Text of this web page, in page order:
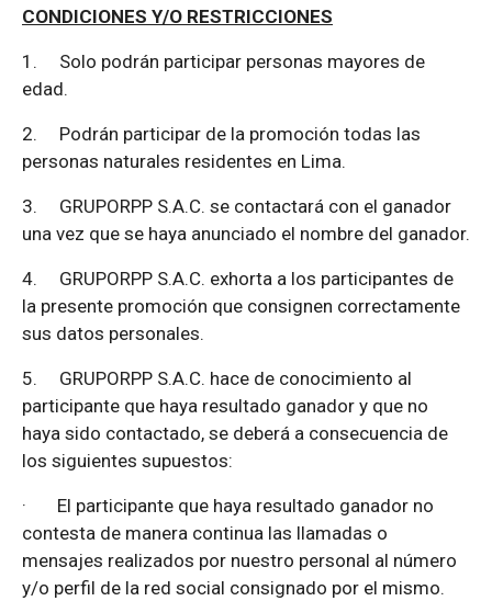
CONDICIONES Y/O RESTRICCIONES
1. Solo podrán participar personas mayores de
edad.
2. Podrán participar de la promoción todas las
personas naturales residentes en Lima.
3. GRUPORPP S.A.C. se contactará con el ganador
una vez que se haya anunciado el nombre del ganador.
4. GRUPORPP S.A.C. exhorta a los participantes de
la presente promoción que consignen correctamente
sus datos personales.
5. GRUPORPP S.A.C. hace de conocimiento al
participante que haya resultado ganador y que no
haya sido contactado, se deberá a consecuencia de
los siguientes supuestos:
· El participante que haya resultado ganador no
contesta de manera continua las llamadas o
mensajes realizados por nuestro personal al número
y/o perfil de la red social consignado por el mismo.